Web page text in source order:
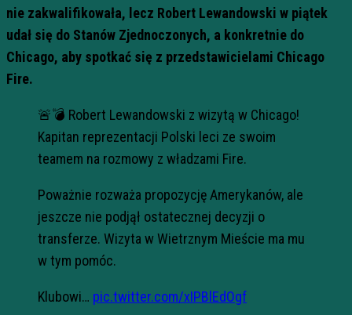
nie zakwalifikowała, lecz Robert Lewandowski w piątek
udał się do Stanów Zjednoczonych, a konkretnie do
Chicago, aby spotkać się z przedstawicielami Chicago
Fire.
🚨💣 Robert Lewandowski z wizytą w Chicago!
Kapitan reprezentacji Polski leci ze swoim
teamem na rozmowy z władzami Fire.
Poważnie rozważa propozycję Amerykanów, ale
jeszcze nie podjął ostatecznej decyzji o
transferze. Wizyta w Wietrznym Mieście ma mu
w tym pomóc.
Klubowi… pic.twitter.com/xIPBlEdOgf